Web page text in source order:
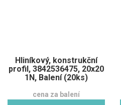
Hliníkový, konstrukční
profil, 3842536475, 20x20
1N, Balení (20ks)
cena za balení